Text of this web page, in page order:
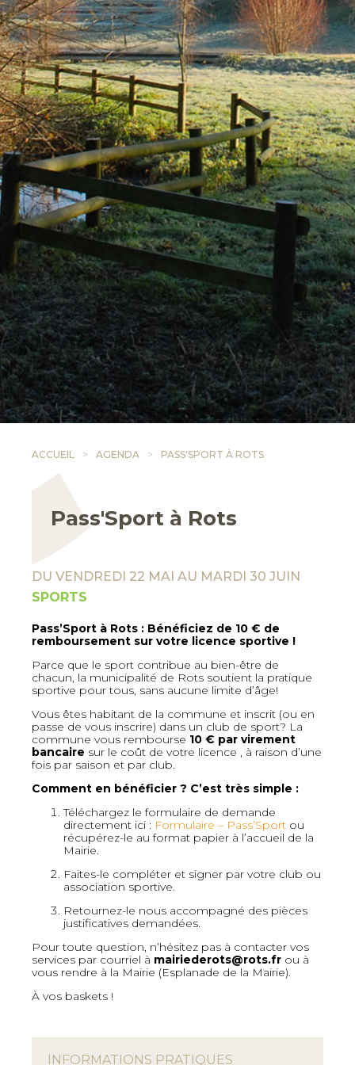
ACCUEIL AGENDA PASS'SPORT À ROTS
Pass'Sport à Rots
DU VENDREDI 22 MAI AU MARDI 30 JUIN
SPORTS
Pass’Sport à Rots : Bénéficiez de 10 € de
remboursement sur votre licence sportive !
Parce que le sport contribue au bien-être de
chacun, la municipalité de Rots soutient la pratique
sportive pour tous, sans aucune limite d’âge!
Vous êtes habitant de la commune et inscrit (ou en
passe de vous inscrire) dans un club de sport? La
commune vous rembourse 10 € par virement
bancaire sur le coût de votre licence , à raison d’une
fois par saison et par club.
Comment en bénéficier ? C’est très simple :
Téléchargez le formulaire de demande
directement ici : Formulaire – Pass’Sport ou
récupérez-le au format papier à l’accueil de la
Mairie.
Faites-le compléter et signer par votre club ou
association sportive.
Retournez-le nous accompagné des pièces
justificatives demandées.
Pour toute question, n’hésitez pas à contacter vos
services par courriel à mairiederots@rots.fr ou à
vous rendre à la Mairie (Esplanade de la Mairie).
À vos baskets !
INFORMATIONS PRATIQUES